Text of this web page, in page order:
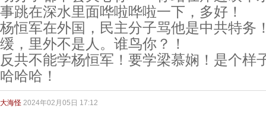
事跳在深水里面哗啦哗啦一下，多好！
杨恒军在外国，民主分子骂他是中共特务
缓，里外不是人。谁鸟你？！
反共不能学杨恒军！要学梁慕娴！是个样
哈哈哈！
大海怪 2024年02月05日 17:12